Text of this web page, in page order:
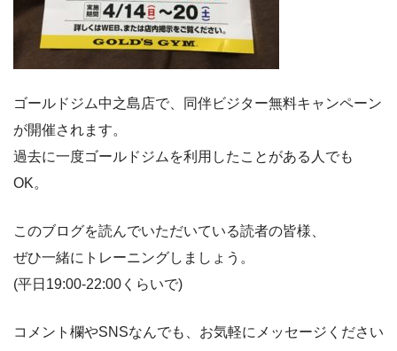
ゴールドジム中之島店で、同伴ビジター無料キャンペーン
が開催されます。
過去に一度ゴールドジムを利用したことがある人でも
OK。
このブログを読んでいただいている読者の皆様、
ぜひ一緒にトレーニングしましょう。
(平日19:00-22:00くらいで)
コメント欄やSNSなんでも、お気軽にメッセージください